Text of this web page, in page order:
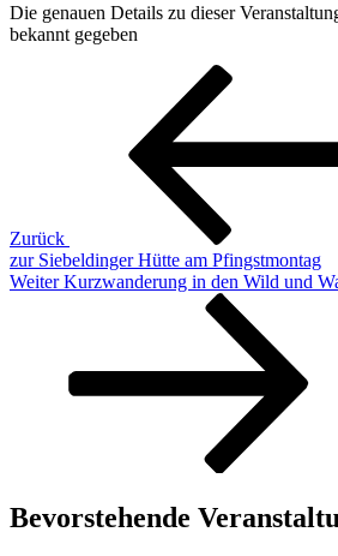
Die genauen Details zu dieser
bekannt gegeben
Beitragsnavigation
Zurück
zur Siebeldinger Hütte am Pfingstmontag
Nächster
Weiter Kurzwanderung in den Wild und
Bevorstehende